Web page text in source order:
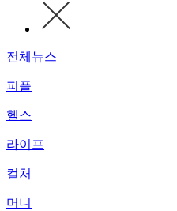
전체뉴스
피플
헬스
라이프
컬처
머니